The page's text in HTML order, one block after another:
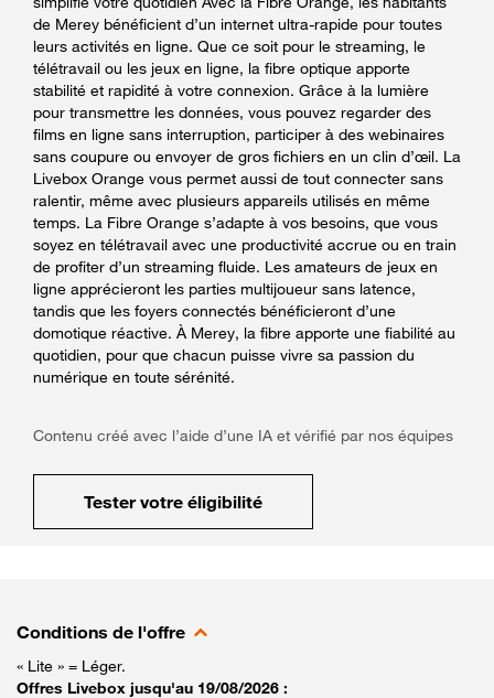
de Merey bénéficient d’un internet ultra-rapide pour toutes
leurs activités en ligne. Que ce soit pour le streaming, le
télétravail ou les jeux en ligne, la fibre optique apporte
stabilité et rapidité à votre connexion. Grâce à la lumière
pour transmettre les données, vous pouvez regarder des
films en ligne sans interruption, participer à des webinaires
sans coupure ou envoyer de gros fichiers en un clin d’œil. La
Livebox Orange vous permet aussi de tout connecter sans
ralentir, même avec plusieurs appareils utilisés en même
temps. La Fibre Orange s’adapte à vos besoins, que vous
soyez en télétravail avec une productivité accrue ou en train
de profiter d’un streaming fluide. Les amateurs de jeux en
ligne apprécieront les parties multijoueur sans latence,
tandis que les foyers connectés bénéficieront d’une
domotique réactive. À Merey, la fibre apporte une fiabilité au
quotidien, pour que chacun puisse vivre sa passion du
numérique en toute sérénité.
Contenu créé avec l’aide d’une IA et vérifié par nos équipes
Tester votre éligibilité
Conditions de l'offre
« Lite » = Léger.
Offres Livebox jusqu'au 19/08/2026 :